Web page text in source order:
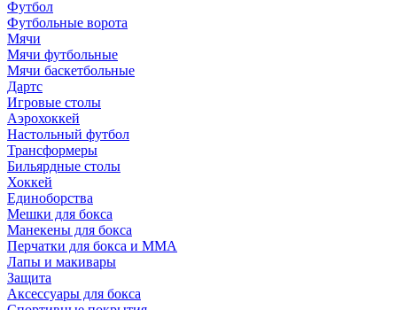
Футбол
Футбольные ворота
Мячи
Мячи футбольные
Мячи баскетбольные
Дартс
Игровые столы
Аэрохоккей
Настольный футбол
Трансформеры
Бильярдные столы
Хоккей
Единоборства
Мешки для бокса
Манекены для бокса
Перчатки для бокса и MMA
Лапы и макивары
Защита
Аксессуары для бокса